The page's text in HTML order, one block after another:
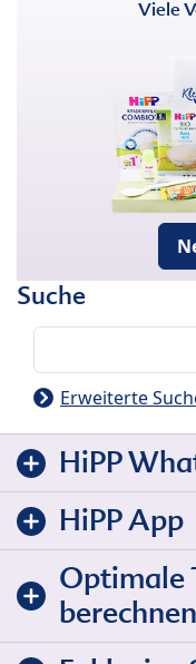
Viele
Suche
Erweiterte
HiPP
HiPP App
Optimale